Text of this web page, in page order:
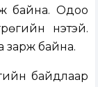
байна. Одоо
үнэтэй.
зарж байна.
байдлаар